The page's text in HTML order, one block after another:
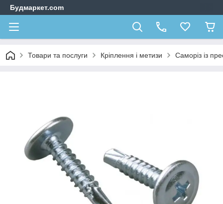
Будмаркет.com
Товари та послуги Кріплення і метизи Саморіз із